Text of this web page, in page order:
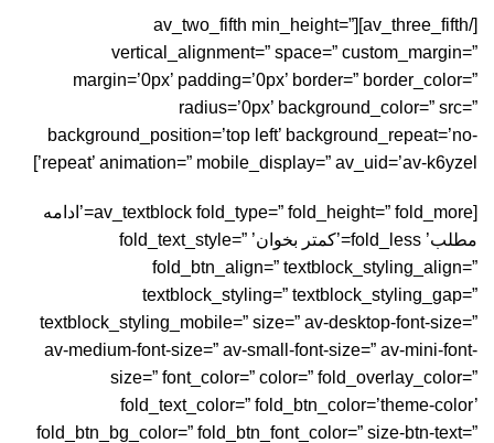
[/av_three_fifth][av_two_fifth min_height=”
vertical_alignment=” space=” custom_margin=”
margin=’0px’ padding=’0px’ border=” border_color=”
radius=’0px’ background_color=” src=”
background_position=’top left’ background_repeat=’no-
repeat’ animation=” mobile_display=” av_uid=’av-k6yzel’]
[av_textblock fold_type=” fold_height=” fold_more=’ادامه
مطلب’ fold_less=’کمتر بخوان’ fold_text_style=”
fold_btn_align=” textblock_styling_align=”
textblock_styling=” textblock_styling_gap=”
textblock_styling_mobile=” size=” av-desktop-font-size=”
av-medium-font-size=” av-small-font-size=” av-mini-font-
size=” font_color=” color=” fold_overlay_color=”
fold_text_color=” fold_btn_color=’theme-color’
fold_btn_bg_color=” fold_btn_font_color=” size-btn-text=”